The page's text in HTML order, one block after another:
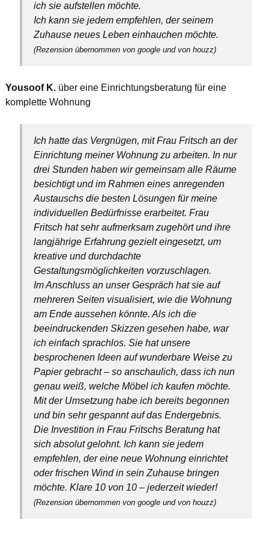
ich sie aufstellen möchte.
Ich kann sie jedem empfehlen, der seinem
Zuhause neues Leben einhauchen möchte.
(Rezension übernommen von google und von houzz)
Yousoof K. über eine Einrichtungsberatung für eine
komplette Wohnung
Ich hatte das Vergnügen, mit Frau Fritsch an der
Einrichtung meiner Wohnung zu arbeiten. In nur
drei Stunden haben wir gemeinsam alle Räume
besichtigt und im Rahmen eines anregenden
Austauschs die besten Lösungen für meine
individuellen Bedürfnisse erarbeitet. Frau
Fritsch hat sehr aufmerksam zugehört und ihre
langjährige Erfahrung gezielt eingesetzt, um
kreative und durchdachte
Gestaltungsmöglichkeiten vorzuschlagen.
Im Anschluss an unser Gespräch hat sie auf
mehreren Seiten visualisiert, wie die Wohnung
am Ende aussehen könnte. Als ich die
beeindruckenden Skizzen gesehen habe, war
ich einfach sprachlos. Sie hat unsere
besprochenen Ideen auf wunderbare Weise zu
Papier gebracht – so anschaulich, dass ich nun
genau weiß, welche Möbel ich kaufen möchte.
Mit der Umsetzung habe ich bereits begonnen
und bin sehr gespannt auf das Endergebnis.
Die Investition in Frau Fritschs Beratung hat
sich absolut gelohnt. Ich kann sie jedem
empfehlen, der eine neue Wohnung einrichtet
oder frischen Wind in sein Zuhause bringen
möchte. Klare 10 von 10 – jederzeit wieder!
(Rezension übernommen von google und von houzz)